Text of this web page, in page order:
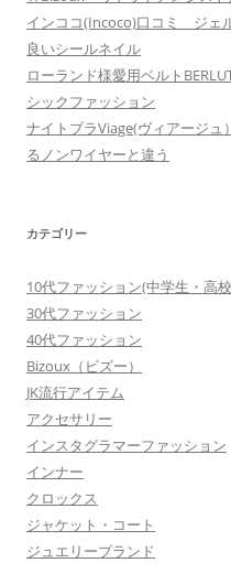
インココ(Incoco)口コミ ジェ
良いシールネイル
ローランド様愛用ベルト
シックファッション
ナイトブラViage(ヴィアージ
るノンワイヤーと違う
カテゴリー
10代ファッション(中学生・高校
30代ファッション
40代ファッション
Bizoux（ビズー）
JK流行アイテム
アクセサリー
インスタグラマーファッション
インナー
クロックス
ジャケット・コート
ジュエリーブランド